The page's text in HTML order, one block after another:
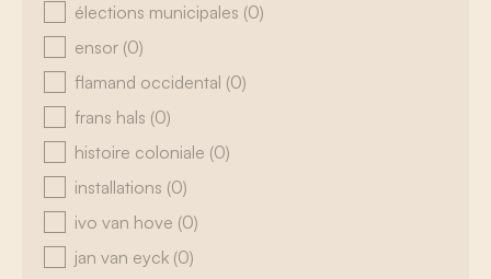
élections municipales (0)
ensor (0)
flamand occidental (0)
frans hals (0)
histoire coloniale (0)
installations (0)
ivo van hove (0)
jan van eyck (0)